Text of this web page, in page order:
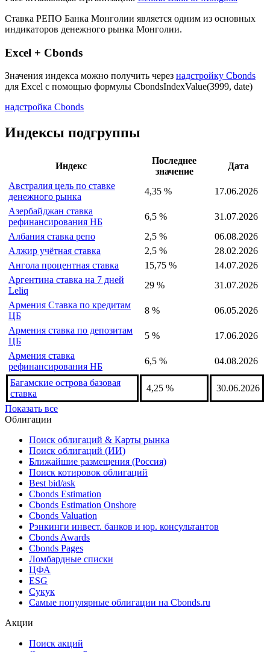
Страна: Монголия
Ставка РЕПО Банка Монголии является одним из основных
индикаторов денежного рынка Монголии.
Excel + Cbonds
для Excel с помощью формулы
Индексы подгруппы
Индекс
значение
Австралия цель по ставке
денежного рынка
4,35 %
17.06.2026
Азербайджан ставка
рефинансирования НБ
6,5 %
Албания ставка репо
Алжир учётная ставка
Ангола процентная ставка
15,75 %
14.07.2026
Аргентина ставка на 7 дней
Leliq
Армения Ставка по кредитам
ЦБ
Армения ставка по депозитам
ЦБ
5 %
17.06.2026
Армения ставка
рефинансирования НБ
6,5 % 04.08.2026
Багамские острова базовая
ставка
Показать все
Облигации
Поиск облигаций & Карты рынка
Поиск облигаций (ИИ)
Ближайшие размещения (Россия)
Поиск котировок облигаций
Best bid/ask
Cbonds Estimation
Cbonds Estimation Onshore
Cbonds Valuation
Рэнкинги инвест. банков и юр. консультантов
Cbonds Awards
Cbonds Pages
Ломбардные списки
ESG
Самые популярные облигации на Cbonds.ru